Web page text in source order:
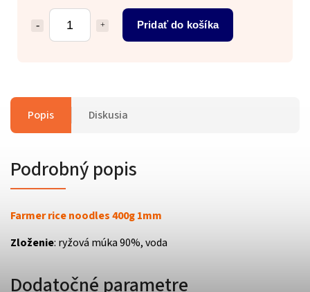
Pridať do košíka
Popis Diskusia
Podrobný popis
Farmer rice noodles 400g 1mm
Zloženie: ryžová múka 90%, voda
Dodatočné parametre